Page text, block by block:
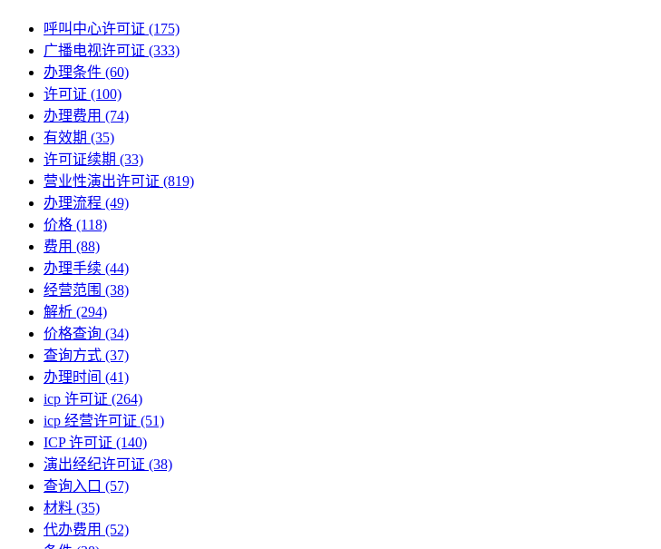
呼叫中心许可证 (175)
广播电视许可证 (333)
办理条件 (60)
许可证 (100)
办理费用 (74)
有效期 (35)
许可证续期 (33)
营业性演出许可证 (819)
办理流程 (49)
价格 (118)
费用 (88)
办理手续 (44)
经营范围 (38)
解析 (294)
价格查询 (34)
查询方式 (37)
办理时间 (41)
icp 许可证 (264)
icp 经营许可证 (51)
ICP 许可证 (140)
演出经纪许可证 (38)
查询入口 (57)
材料 (35)
代办费用 (52)